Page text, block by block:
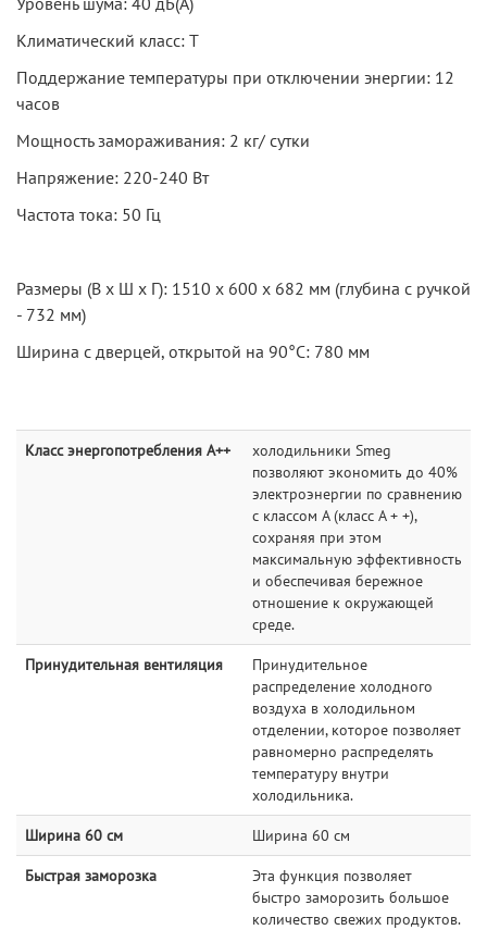
Климатический класс: T
Поддержание температуры при отключении энергии: 12
часов
Мощность замораживания: 2 кг/ сутки
Напряжение: 220-240 Вт
Частота тока: 50 Гц
Размеры (В х Ш х Г): 1510 х 600 х 682 мм (глубина с ручкой
- 732 мм)
Ширина с дверцей, открытой на 90°С: 780 мм
Класс энергопотребления A++
холодильники Smeg
позволяют экономить до 40%
электроэнергии по сравнению
с классом А (класс A + +),
сохраняя при этом
максимальную эффективность
и обеспечивая бережное
отношение к окружающей
среде.
Принудительная вентиляция
Принудительное
распределение холодного
воздуха в холодильном
отделении, которое позволяет
равномерно распределять
температуру внутри
холодильника.
Ширина 60 см Ширина 60 см
Быстрая заморозка
Эта функция позволяет
быстро заморозить большое
количество свежих продуктов.